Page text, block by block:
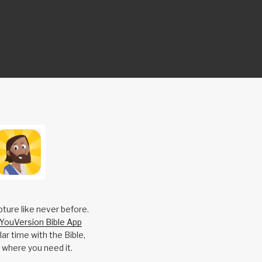
like never before.
Bible App
time with the Bible,
you need it.